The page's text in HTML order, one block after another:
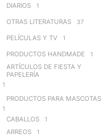
DIARIOS 1
OTRAS LITERATURAS 37
PELÍCULAS Y TV 1
PRODUCTOS HANDMADE 1
ARTÍCULOS DE FIESTA Y
PAPELERÍA
1
PRODUCTOS PARA MASCOTAS
1
CABALLOS 1
ARREOS 1